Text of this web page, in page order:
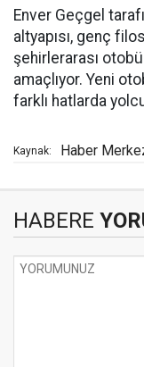
Enver Geçgel
altyapısı, genç
şehirlerarası
amaçlıyor. Yeni
farklı hatlarda
Kaynak: Haber
HABERE